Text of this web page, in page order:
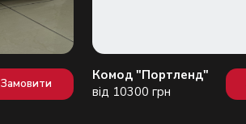
Замовити
Комод "Портленд"
від 10300 грн